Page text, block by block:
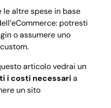
le altre spese in base
potresti
o assumere uno
articolo vedrai un
i costi necessaria
un sito